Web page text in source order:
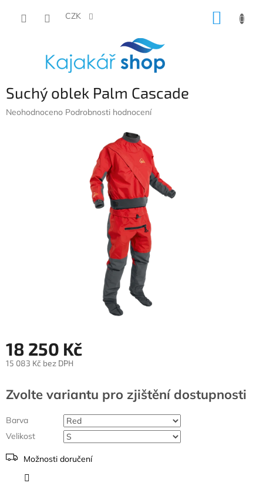
CZK
Suchý oblek Palm Cascade
Průměrné
Neohodnoceno Podrobnosti hodnocení
18 250 Kč
15 083 Kč bez DPH
cena:
Zvolte variantu
Barva
Velikost
Možnosti doručení